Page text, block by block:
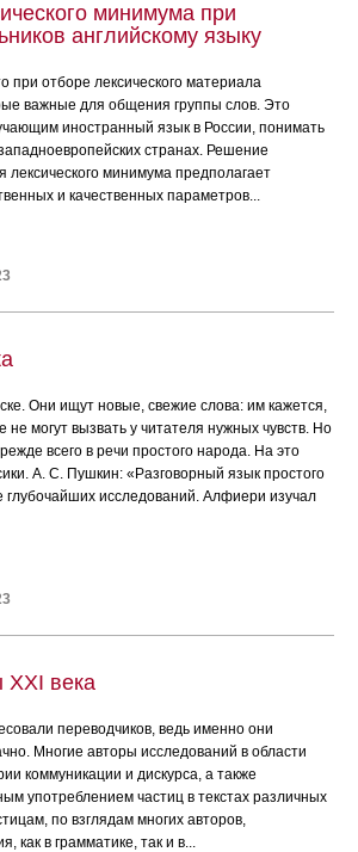
минимума при
английскому языку
при отборе лексического материала
важные для общения группы слов. Это
иностранный язык в России, понимать
странах. Решение
лексического минимума предполагает
и качественных параметров...
Они ищут новые, свежие слова: им кажется,
могут вызвать у читателя нужных чувств. Но
всего в речи простого народа. На это
А. С. Пушкин: «Разговорный язык простого
глубочайших исследований. Алфиери изучал
XXI века
переводчиков, ведь именно они
Многие авторы исследований в области
коммуникации и дискурса, а также
употреблением частиц в текстах различных
по взглядам многих авторов,
как в грамматике, так и в...